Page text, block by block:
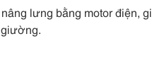
lưng bằng motor điện,